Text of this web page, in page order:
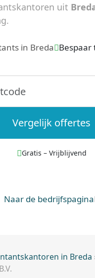
uit
in Breda Bespaar
Vergelijk offertes
Gratis – Vrijblijvend
Naar de bedrijfspagina
in Breda